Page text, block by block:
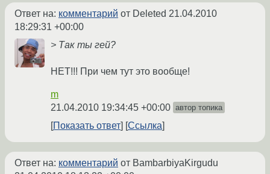
Ответ на: комментарий от Deleted 21.04.2010
18:29:31 +00:00
> Так ты гей?
НЕТ!!! При чем тут это вообще!
m
21.04.2010 19:34:45 +00:00 автор топика
Показать ответ Ссылка
Ответ на: комментарий от BambarbiyaKirgudu